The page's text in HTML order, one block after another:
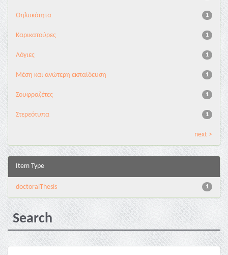
1
Θηλυκότητα
1
Καρικατούρες
1
Λόγιες
1
Μέση και ανώτερη εκπαίδευση
1
Σουφραζέτες
1
Στερεότυπα
next >
Item Type
1
doctoralThesis
Search